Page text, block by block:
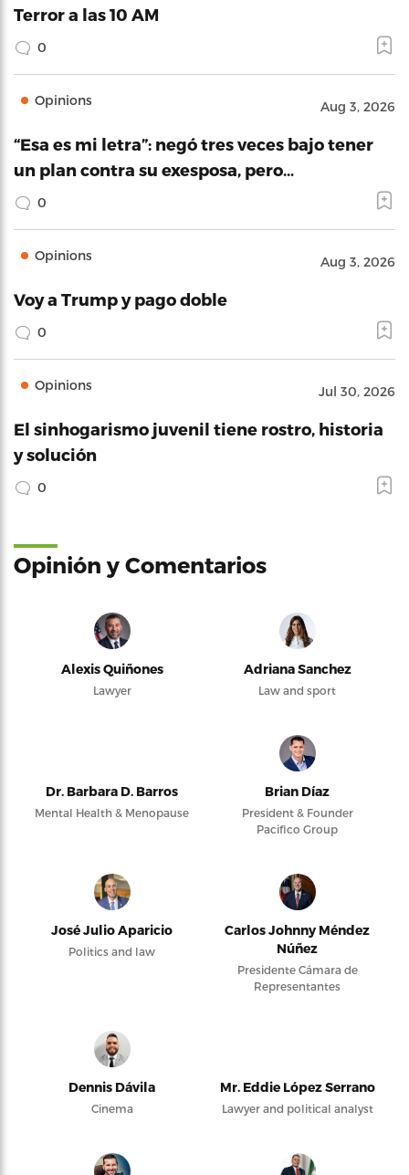
Terror a las 10 AM
0
Opinions Aug 3, 2026
“Esa es mi letra”: negó tres veces bajo tener
un plan contra su exesposa, pero…
0
Opinions Aug 3, 2026
Voy a Trump y pago doble
0
Opinions Jul 30, 2026
El sinhogarismo juvenil tiene rostro, historia
y solución
0
Opinión y Comentarios
Alexis Quiñones
Lawyer
Adriana Sanchez
Law and sport
Dr. Barbara D. Barros
Mental Health & Menopause
Brian Díaz
President & Founder
Pacifico Group
José Julio Aparicio
Politics and law
Carlos Johnny Méndez
Núñez
Presidente Cámara de
Representantes
Dennis Dávila
Cinema
Mr. Eddie López Serrano
Lawyer and political analyst